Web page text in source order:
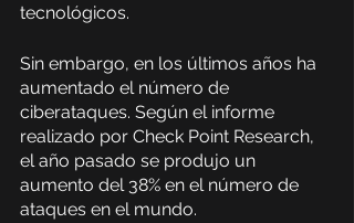
tecnológicos.
Sin embargo, en los últimos años ha
aumentado el número de
ciberataques. Según el informe
realizado por Check Point Research,
el año pasado se produjo un
aumento del 38% en el número de
ataques en el mundo.